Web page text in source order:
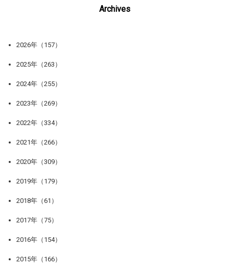
Archives
2026年（157）
2025年（263）
2024年（255）
2023年（269）
2022年（334）
2021年（266）
2020年（309）
2019年（179）
2018年（61）
2017年（75）
2016年（154）
2015年（166）